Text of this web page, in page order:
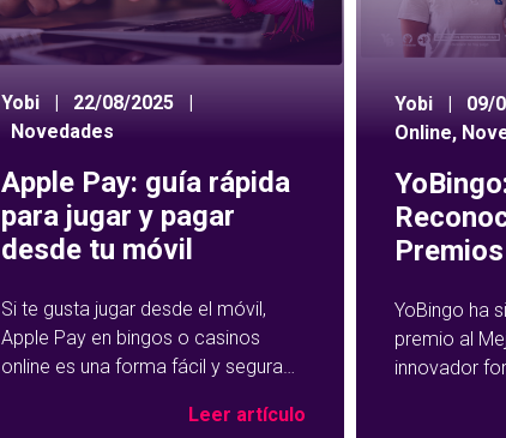
Yobi 22/08/2025
Novedades
Apple Pay: guía rápida
para jugar y pagar
desde tu móvil
Si te gusta jugar desde el móvil,
Apple Pay en bingos o casinos
online es una forma fácil y segura
método de pago se ha vuelto muy
Leer artículo
Yobi | 09/
Online,
YoBingo ha
premio al
innovador
que ha